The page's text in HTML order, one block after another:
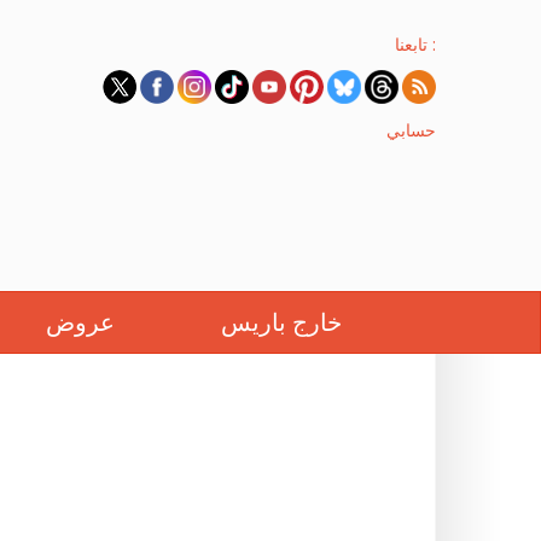
تابعنا :
حسابي
عروض خارج باريس